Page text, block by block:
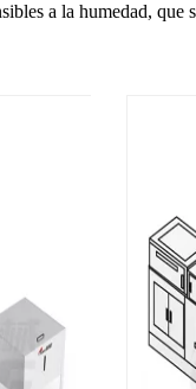
a la humedad, que